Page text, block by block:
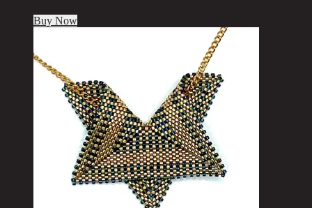
Buy Now